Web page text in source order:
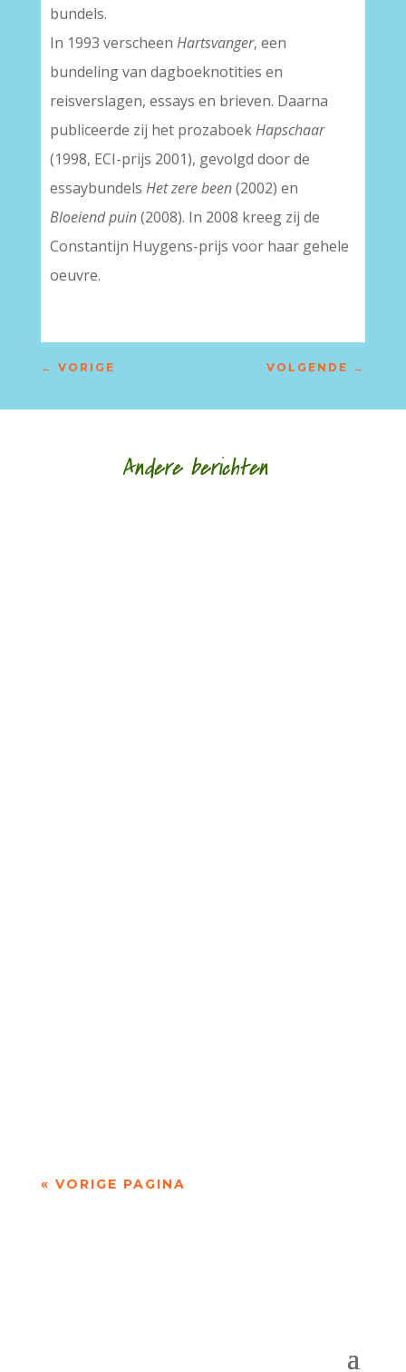
bundels.
In 1993 verscheen Hartsvanger, een
bundeling van dagboeknotities en
reisverslagen, essays en brieven. Daarna
publiceerde zij het prozaboekHapschaar
(1998, ECI-prijs 2001), gevolgd door de
essaybundels Het zere been(2002) en
Bloeiend puin(2008). In 2008 kreeg zij de
Constantijn Huygens-prijs voor haar gehele
oeuvre.
← VORIGE VOLGENDE →
Andere berichten
« VORIGE PAGINA